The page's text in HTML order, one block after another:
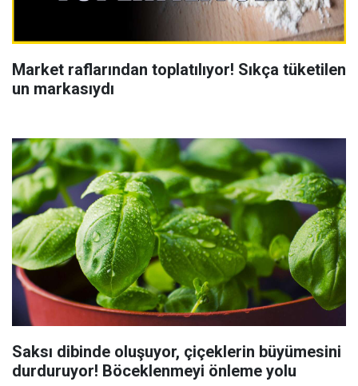
Market raflarından toplatılıyor! Sıkça tüketilen
un markasıydı
Saksı dibinde oluşuyor, çiçeklerin büyümesini
durduruyor! Böceklenmeyi önleme yolu